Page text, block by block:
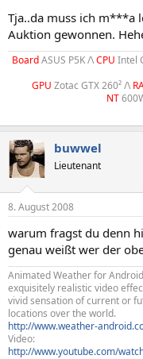
Tja..da muss ich m***a
Auktion gewonnen.
BoardASUS P5K /\CPU Intel
GPU Zotac GTX 260² /\
NT
buwwel
Lieutenant
8. August 2008
warum fragst du denn
genau weißt wer der
Animated Weather for
exquisitely realistic video
vivid sensation of current or
locations over the world.
http://www.weather-
Video:
http://www.youtube.com/